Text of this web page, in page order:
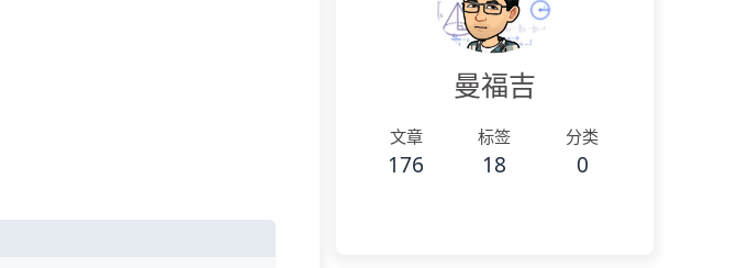
曼福吉
文章
176
标签
18
分类
0